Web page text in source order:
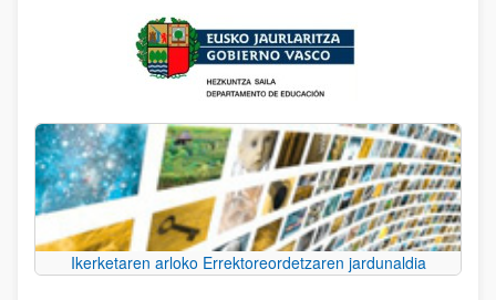
Ikerketaren arloko Errektoreordetzaren jardunaldia